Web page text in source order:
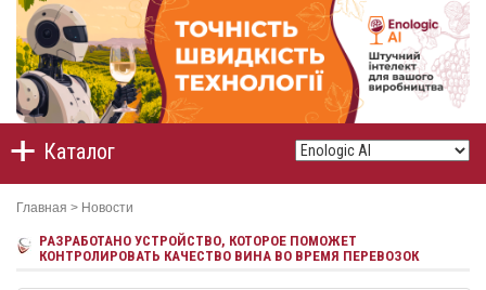
Каталог
Главная > Новости
РАЗРАБОТАНО УСТРОЙСТВО, КОТОРОЕ ПОМОЖЕТ
КОНТРОЛИРОВАТЬ КАЧЕСТВО ВИНА ВО ВРЕМЯ ПЕРЕВОЗОК